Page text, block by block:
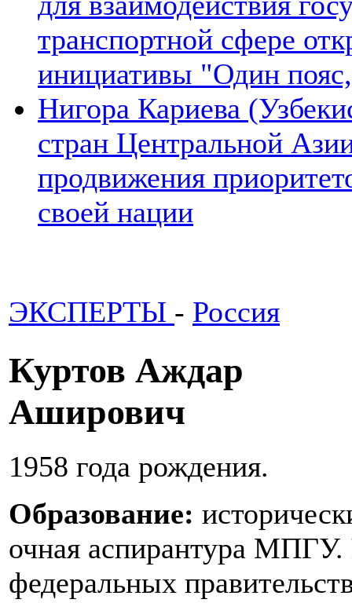
транспортной сфере
инициативы "Один
Нигора Кариева
стран Центральной
продвижения
своей нации
ЭКСПЕРТЫ - Россия
Куртов Аждар
Аширович
1958 года рождения.
Образование:
очная аспирантура МПГУ.
федеральных